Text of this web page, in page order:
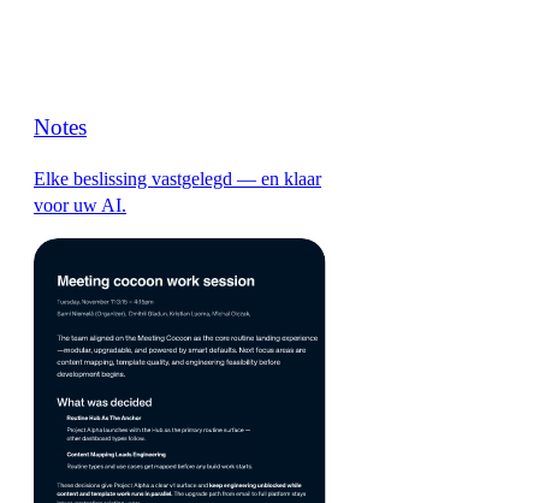
Notes
Elke beslissing vastgelegd — en klaar
voor uw AI.